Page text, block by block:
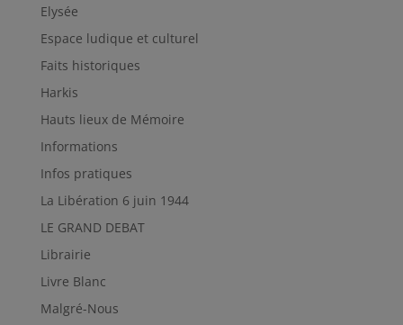
Elysée
Espace ludique et culturel
Faits historiques
Harkis
Hauts lieux de Mémoire
Informations
Infos pratiques
La Libération 6 juin 1944
LE GRAND DEBAT
Librairie
Livre Blanc
Malgré-Nous